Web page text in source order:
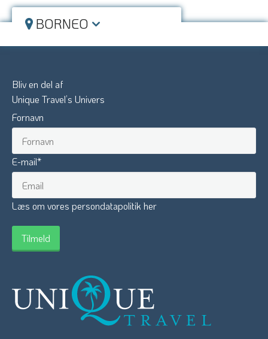
BORNEO
Bliv en del af
Unique Travel’s Univers
Fornavn
E-mail*
Læs om vores persondatapolitik her